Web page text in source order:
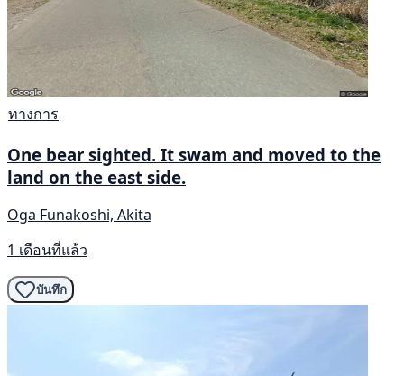
ทางการ
One bear sighted. It swam and moved to the
land on the east side.
Oga Funakoshi, Akita
1 เดือนที่แล้ว
บันทึก